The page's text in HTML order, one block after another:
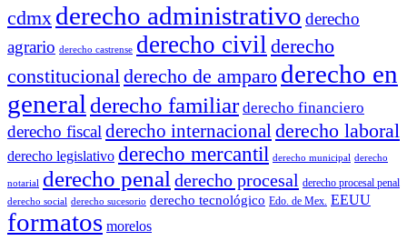
cdmx derecho administrativo derecho
agrario derecho castrense derecho civil derecho
constitucionalderecho de amparo derecho en
general derecho familiar derecho financiero
derecho fiscalderecho internacionalderecho laboral
derecho legislativo derecho mercantil derecho municipal derecho
notarial derecho penal derecho procesal derecho procesal penal
derecho social derecho sucesorio derecho tecnológico Edo. de Mex. EEUU
formatos morelos